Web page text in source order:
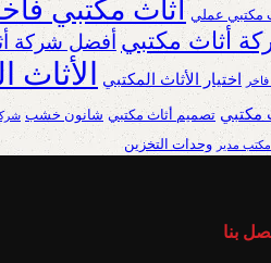
مكتبي عملي أثاث مكتبي
أثاث مكتبي أفضل شركة
فاخر اختيار الأثاث المكتبي الأثاث
مكتبي تصميم أثاث مكتبي شانون خشب
مكتب مدير وحدات التخزين
بنا